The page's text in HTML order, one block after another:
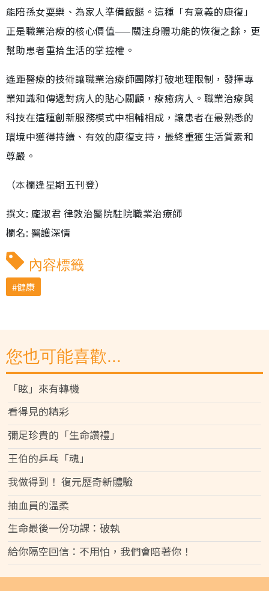
能陪孫女耍樂、為家人準備飯餸。這種「有意義的康復」
正是職業治療的核心價值——關注身體功能的恢復之餘，更
幫助患者重拾生活的掌控權。
遙距醫療的技術讓職業治療師團隊打破地理限制，發揮專
業知識和傳遞對病人的貼心關顧，療癒病人。職業治療與
科技在這種創新服務模式中相輔相成，讓患者在最熟悉的
環境中獲得持續、有效的康復支持，最終重獲生活質素和
尊嚴。
（本欄逢星期五刊登）
撰文: 龐淑君 律敦治醫院駐院職業治療師
欄名: 醫護深情
內容標籤
健康
您也可能喜歡...
「眩」來有轉機
看得見的精彩
彌足珍貴的「生命讚禮」
王伯的乒乓「魂」
我做得到！ 復元歷奇新體驗
抽血員的溫柔
生命最後一份功課：破執
給你隔空回信：不用怕，我們會陪著你！